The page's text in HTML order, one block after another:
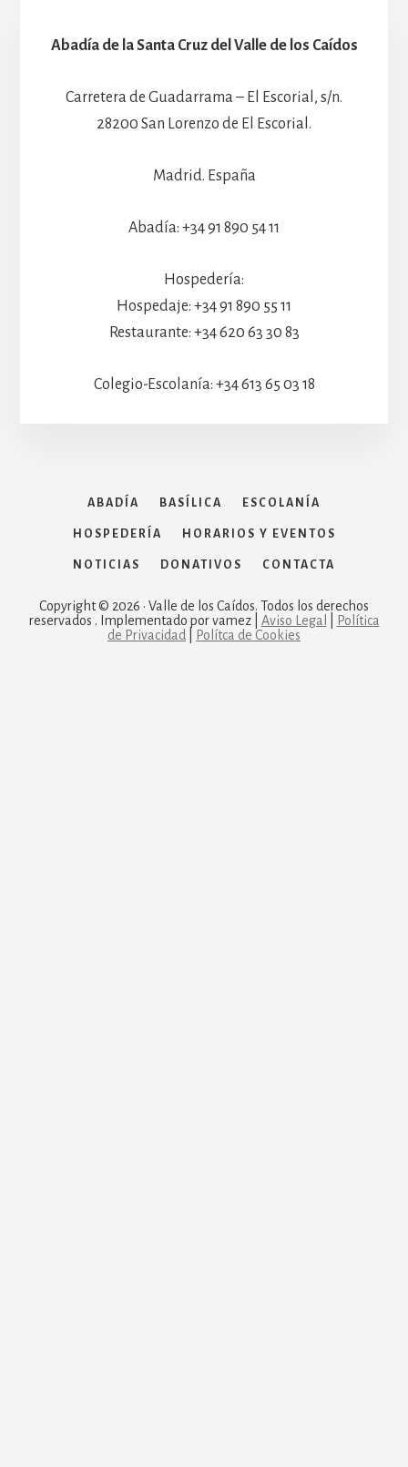
Abadía de la Santa Cruz del Valle de los Caídos
Carretera de Guadarrama – El Escorial, s/n.
28200 San Lorenzo de El Escorial.
Madrid. España
Abadía: +34 91 890 54 11
Hospedería:
Hospedaje: +34 91 890 55 11
Restaurante: +34 620 63 30 83
Colegio-Escolanía: +34 613 65 03 18
ABADÍA BASÍLICA ESCOLANÍA
HOSPEDERÍA HORARIOS Y EVENTOS
NOTICIAS DONATIVOS CONTACTA
Copyright © 2026 · Valle de los Caídos. Todos los derechos
reservados . Implementado por vamez | Aviso Legal
Política
de Privacidad
Polítca de Cookies